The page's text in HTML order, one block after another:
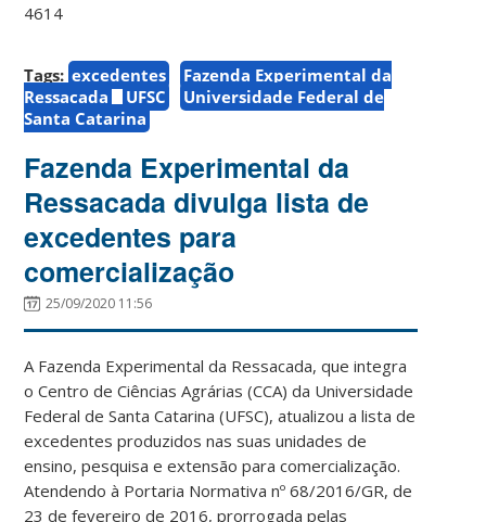
4614
Tags: excedentes
Fazenda Experimental da
Ressacada
UFSC
Universidade Federal de
Santa Catarina
Fazenda Experimental da
Ressacada divulga lista de
excedentes para
comercialização
25/09/2020 11:56
A Fazenda Experimental da Ressacada, que integra
o Centro de Ciências Agrárias (CCA) da Universidade
Federal de Santa Catarina (UFSC), atualizou a lista de
excedentes produzidos nas suas unidades de
ensino, pesquisa e extensão para comercialização.
Atendendo à Portaria Normativa nº 68/2016/GR, de
23 de fevereiro de 2016, prorrogada pelas